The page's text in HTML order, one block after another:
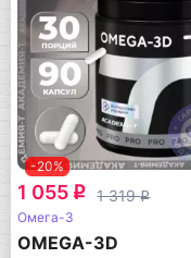
-20%
1 055 q 1 319q
Омега-3
OMEGA-3D